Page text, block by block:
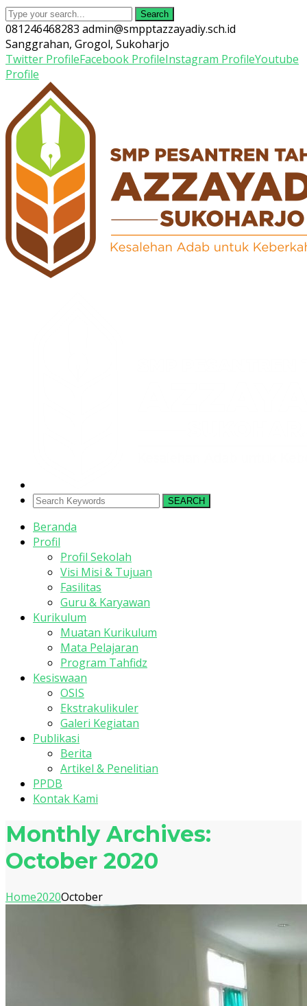
Search
081246468283 admin@smpptazzayadiy.sch.id
Sanggrahan, Grogol, Sukoharjo
Twitter ProfileFacebook ProfileInstagram ProfileYoutube
Profile
SEARCH
Beranda
Profil
Profil Sekolah
Visi Misi & Tujuan
Fasilitas
Guru & Karyawan
Kurikulum
Muatan Kurikulum
Mata Pelajaran
Program Tahfidz
Kesiswaan
OSIS
Ekstrakulikuler
Galeri Kegiatan
Publikasi
Berita
Artikel & Penelitian
PPDB
Kontak Kami
Monthly Archives:
October 2020
Home2020October